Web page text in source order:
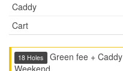
Caddy
Cart
18 Holes Green fee + Caddy
Weekend